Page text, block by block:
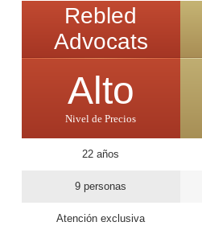
Rebled
Advocats
Alto
Nivel de Precios
22 años
9 personas
Atención exclusiva